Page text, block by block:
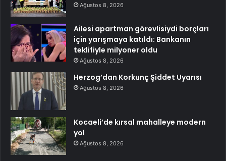
Ağustos 8, 2026
Ailesi apartman görevlisiydi borçları
için yarışmaya katıldı: Bankanın
teklifiyle milyoner oldu
Ağustos 8, 2026
Herzog’dan Korkunç Şiddet Uyarısı
Ağustos 8, 2026
Kocaeli’de kırsal mahalleye modern
yol
Ağustos 8, 2026